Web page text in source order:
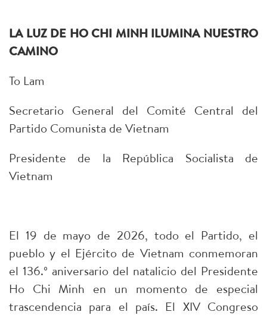
LA LUZ DE HO CHI MINH ILUMINA NUESTRO
CAMINO
To Lam
Secretario General del Comité Central del
Partido Comunista de Vietnam
Presidente de la República Socialista de
Vietnam
El 19 de mayo de 2026, todo el Partido, el
pueblo y el Ejército de Vietnam conmemoran
el 136.º aniversario del natalicio del Presidente
Ho Chi Minh en un momento de especial
trascendencia para el país. El XIV Congreso